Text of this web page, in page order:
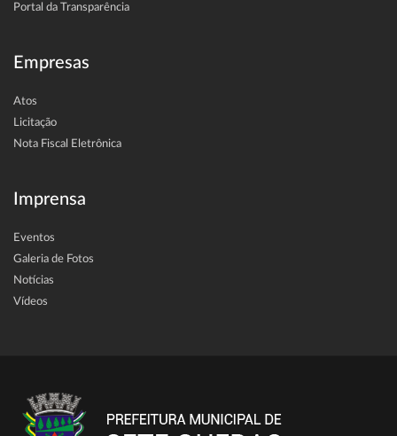
Portal da Transparência
Empresas
Atos
Licitação
Nota Fiscal Eletrônica
Imprensa
Eventos
Galeria de Fotos
Notícias
Vídeos